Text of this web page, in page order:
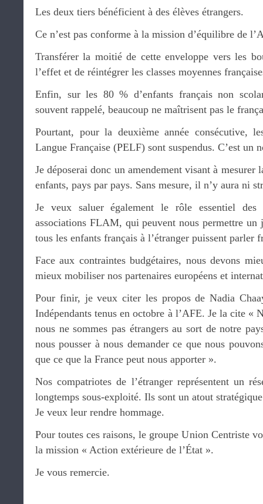
Les deux tiers bénéficient à des élèves étrangers.
Ce n’est pas conforme à la mission d’équilibre de
Transférer la moitié de cette enveloppe vers les
l’effet et de réintégrer les classes moyennes
Enfin, sur les 80 % d’enfants français non
souvent rappelé, beaucoup ne maîtrisent pas le
Pourtant, pour la deuxième année consécutive,
Langue Française (PELF) sont suspendus. C’est un
Je déposerai donc un amendement visant à mesurer
enfants, pays par pays. Sans mesure, il n’y aura ni
Je veux saluer également le rôle essentiel des
associations FLAM, qui peuvent nous permettre un
tous les enfants français à l’étranger puissent parler
Face aux contraintes budgétaires, nous devons
mieux mobiliser nos partenaires européens et
Pour finir, je veux citer les propos de Nadia
Indépendants tenus en octobre à l’AFE. Je la cite «
nous ne sommes pas étrangers au sort de notre
nous pousser à nous demander ce que nous
que ce que la France peut nous apporter ».
Nos compatriotes de l’étranger représentent un
longtemps sous-exploité. Ils sont un atout
Je veux leur rendre hommage.
Pour toutes ces raisons, le groupe Union Centriste
la mission « Action extérieure de l’État ».
Je vous remercie.